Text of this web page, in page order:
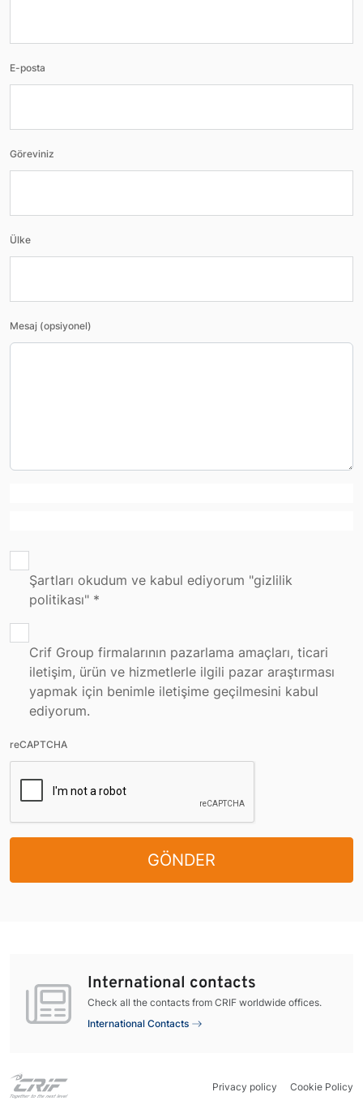
E-posta
Göreviniz
Ülke
Mesaj (opsiyonel)
Şartları okudum ve kabul ediyorum "gizlilik
politikası" *
Crif Group firmalarının pazarlama amaçları, ticari
iletişim, ürün ve hizmetlerle ilgili pazar araştırması
yapmak için benimle iletişime geçilmesini kabul
ediyorum.
reCAPTCHA
GÖNDER
International contacts
Check all the contacts from CRIF worldwide offices.
International Contacts
Privacy policy Cookie Policy